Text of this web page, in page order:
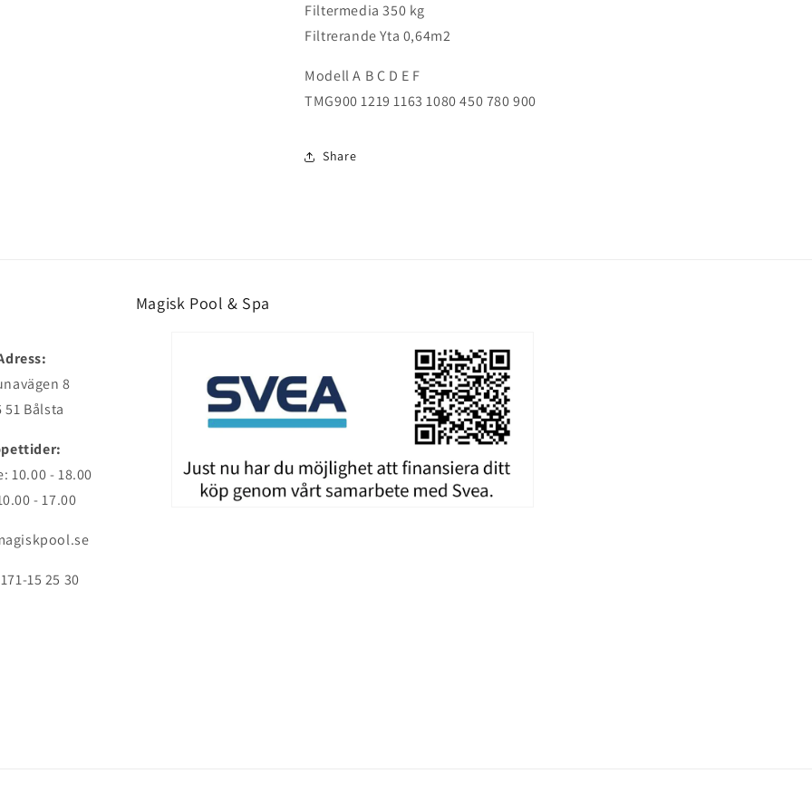
Filtermedia 350 kg
Filtrerande Yta 0,64m2
Modell A B C D E F
TMG900 1219 1163 1080 450 780 900
Share
Magisk Pool & Spa
8
51 Bålsta
10.00 - 18.00
- 17.00
15 25 30